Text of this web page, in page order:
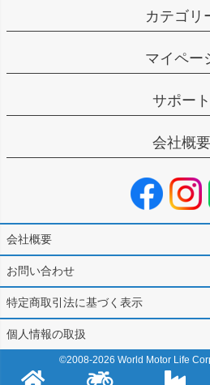
カテゴリ
マイペー
サポート
会社概要
会社概要
お問い合わせ
特定商取引法に基づく表示
個人情報の取扱
©2008-2026 World Motor Life